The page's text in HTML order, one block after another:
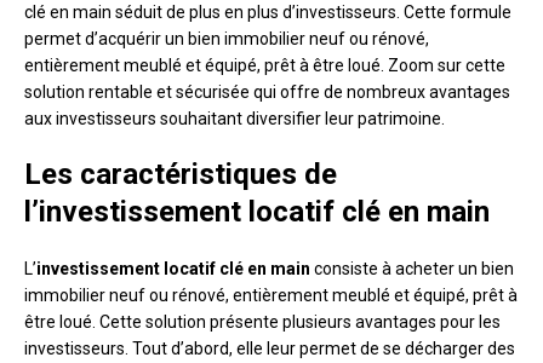
clé en main séduit de plus en plus d’investisseurs. Cette formule
permet d’acquérir un bien immobilier neuf ou rénové,
entièrement meublé et équipé, prêt à être loué. Zoom sur cette
solution rentable et sécurisée qui offre de nombreux avantages
aux investisseurs souhaitant diversifier leur patrimoine.
Les caractéristiques de
l’investissement locatif clé en main
L’investissement locatif clé en main consiste à acheter un bien
immobilier neuf ou rénové, entièrement meublé et équipé, prêt à
être loué. Cette solution présente plusieurs avantages pour les
investisseurs. Tout d’abord, elle leur permet de se décharger des